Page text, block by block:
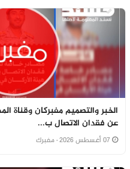
الخبر والتصميم مفبركان وقناة
عن فقدان الاتصال ب...
· مفبرك